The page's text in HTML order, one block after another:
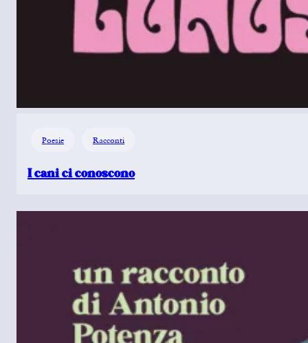
Poesie Racconti
I cani ci conoscono